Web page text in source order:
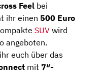
Feel bei
ihr einen 500 Euro
SUV wird
angeboten.
euch über das
mit 7″-